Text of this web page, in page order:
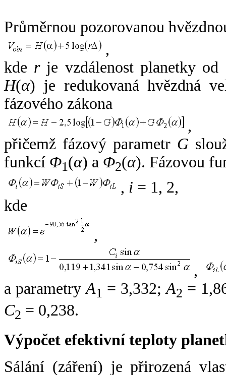
Průměrnou pozorovanou
,
kde rje vzdálenost planetky od
H(α) je redukovaná hvězdná
fázového zákona
,
přičemž fázový parametr G
funkcí Φ1(α) a Φ2(α). Fázovou
, i = 1, 2,
kde
,
,
a parametryA1 = 3,332;A2 =
C2 = 0,238.
Výpočet efektivní teploty
Sálání (záření) je přirozená